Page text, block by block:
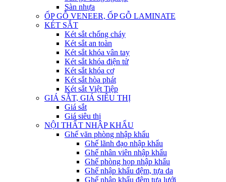
Sàn nhựa
ỐP GỖ VENEER, ỐP GỖ LAMINATE
KÉT SẮT
Két sắt chống cháy
Két sắt an toàn
Két sắt khóa vân tay
Két sắt khóa điện tử
Két sắt khóa cơ
Két sắt hòa phát
Két sắt Việt Tiệp
GIÁ SẮT, GIÁ SIÊU THỊ
Giá sắt
Giá siêu thị
NỘI THẤT NHẬP KHẨU
Ghế văn phòng nhập khẩu
Ghế lãnh đạo nhập khẩu
Ghế nhân viên nhập khẩu
Ghế phòng họp nhập khẩu
Ghế nhập khẩu đệm, tựa da
Ghế nhập khẩu đệm tựa lưới